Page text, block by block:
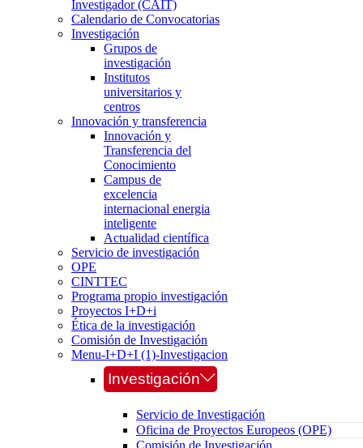
Investigador (CAIT)
Calendario de Convocatorias
Investigación
Grupos de
investigación
Institutos
universitarios y
centros
Innovación y transferencia
Innovación y
Transferencia del
Conocimiento
Campus de
excelencia
internacional energia
inteligente
Actualidad científica
Servicio de investigación
OPE
CINTTEC
Programa propio investigación
Proyectos I+D+i
Ética de la investigación
Comisión de Investigación
Menu-I+D+I (1)-Investigacion
Investigación
Servicio de Investigación
Oficina de Proyectos Europeos (OPE)
Comisión de Investigación